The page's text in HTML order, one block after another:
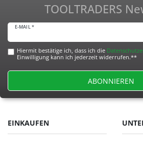
TOOLTRADERS
E-MAIL *
Hiermit bestätige ich, dass ich die
Einwilligung kann ich jederzeit widerrufen.**
ABONNIEREN
EINKAUFEN